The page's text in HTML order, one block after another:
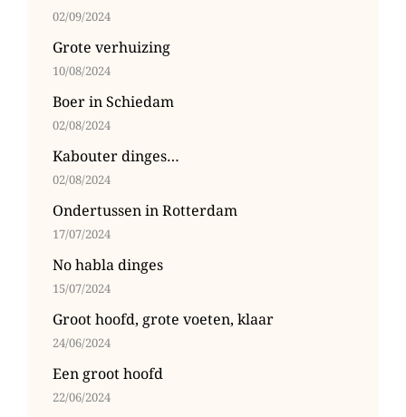
02/09/2024
Grote verhuizing
10/08/2024
Boer in Schiedam
02/08/2024
Kabouter dinges…
02/08/2024
Ondertussen in Rotterdam
17/07/2024
No habla dinges
15/07/2024
Groot hoofd, grote voeten, klaar
24/06/2024
Een groot hoofd
22/06/2024